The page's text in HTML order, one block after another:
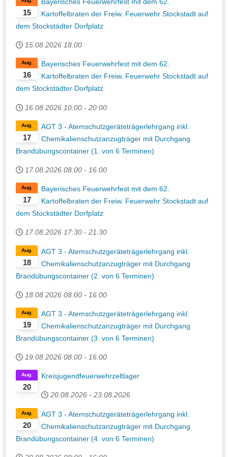
15
Kartoffelbraten der Freiw. Feuerwehr Stockstadt auf
dem Stockstädter Dorfplatz
15.08.2026 18:00
16
Aug.
Bayerisches Feuerwehrfest mit dem 62.
Kartoffelbraten der Freiw. Feuerwehr Stockstadt auf
dem Stockstädter Dorfplatz
16.08.2026 10:00 - 20:00
17
Aug.
AGT 3 - Atemschutzgeräteträgerlehrgang inkl.
Chemikalienschutzanzugträger mit Durchgang
Brandübungscontainer (1. von 6 Terminen)
17.08.2026 08:00 - 16:00
17
Aug.
Bayerisches Feuerwehrfest mit dem 62.
Kartoffelbraten der Freiw. Feuerwehr Stockstadt auf
dem Stockstädter Dorfplatz
17.08.2026 17:30 - 21:30
18
Aug.
AGT 3 - Atemschutzgeräteträgerlehrgang inkl.
Chemikalienschutzanzugträger mit Durchgang
Brandübungscontainer (2. von 6 Terminen)
18.08.2026 08:00 - 16:00
19
Aug.
AGT 3 - Atemschutzgeräteträgerlehrgang inkl.
Chemikalienschutzanzugträger mit Durchgang
Brandübungscontainer (3. von 6 Terminen)
19.08.2026 08:00 - 16:00
20
Aug. Kreisjugendfeuerwehrzeltlager
20.08.2026 - 23.08.2026
20
Aug.
AGT 3 - Atemschutzgeräteträgerlehrgang inkl.
Chemikalienschutzanzugträger mit Durchgang
Brandübungscontainer (4. von 6 Terminen)